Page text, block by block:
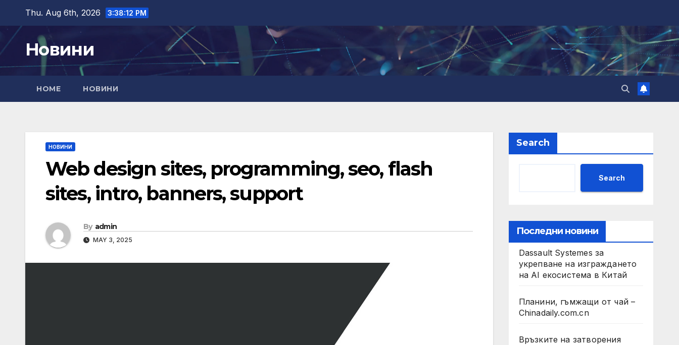
content
Thu. Aug 6th, 2026 3:38:13 PM
Новини
HOME НОВИНИ
НОВИНИ
Web design sites, programming, seo, flash
sites, intro, banners, support
By admin
MAY 3, 2025
Search
Search
Последни новини
Dassault Systemes за
укрепване на изграждането
на AI екосистема в Китай
Планини, гъмжащи от чай –
Chinadaily.com.cn
Връзките на затворения